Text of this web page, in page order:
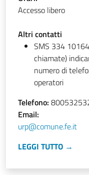
Accesso libero
Altri contatti
SMS 334
chiamate)
numero di
operatori
Telefono:
Email:
urp@comune.fe.it
LEGGI TUTTO →